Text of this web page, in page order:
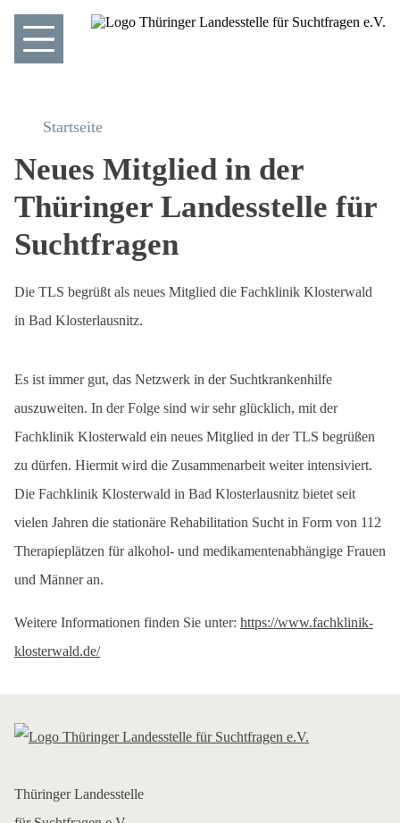
Startseite
Neues Mitglied in der
Thüringer Landesstelle für
Suchtfragen
Die TLS begrüßt als neues Mitglied die Fachklinik Klosterwald
in Bad Klosterlausnitz.
Es ist immer gut, das Netzwerk in der Suchtkrankenhilfe
auszuweiten. In der Folge sind wir sehr glücklich, mit der
Fachklinik Klosterwald ein neues Mitglied in der TLS begrüßen
zu dürfen. Hiermit wird die Zusammenarbeit weiter intensiviert.
Die Fachklinik Klosterwald in Bad Klosterlausnitz bietet seit
vielen Jahren die stationäre Rehabilitation Sucht in Form von 112
Therapieplätzen für alkohol- und medikamentenabhängige Frauen
und Männer an.
Weitere Informationen finden Sie unter: https://www.fachklinik-
klosterwald.de/
Thüringer Landesstelle